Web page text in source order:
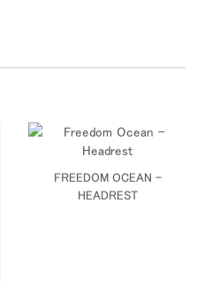
FREEDOM OCEAN -
HEADREST